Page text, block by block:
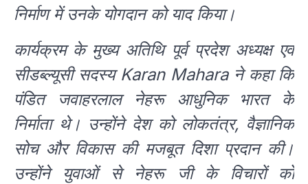
निर्माण में उनके योगदान को याद किया।
कार्यक्रम के मुख्य अतिथि पूर्व प्रदेश अध्यक्ष एवं
सीडब्ल्यूसी सदस्य Karan Mahara ने कहा कि
पंडित जवाहरलाल नेहरू आधुनिक भारत के
निर्माता थे। उन्होंने देश को लोकतंत्र, वैज्ञानिक
सोच और विकास की मजबूत दिशा प्रदान की।
उन्होंने युवाओं से नेहरू जी के विचारों को